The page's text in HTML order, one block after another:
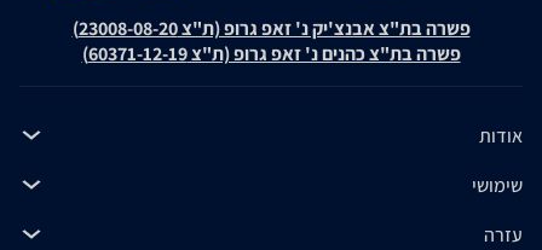
פשרה בת"צ אבנצ'יק נ' זאפ גרופ (ת"צ 23008-08-20)
פשרה בת"צ כהנים נ' זאפ גרופ (ת"צ 60371-12-19)
אודות
שימושי
עזרה